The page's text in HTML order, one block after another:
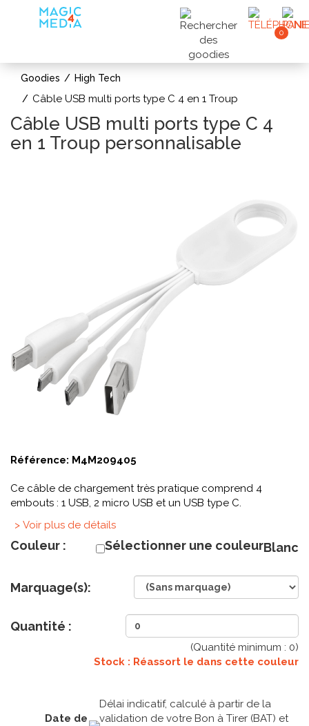
0
Goodies High Tech
Câble USB multi ports type C 4 en 1 Troup
Câble USB multi ports type C 4
en 1 Troup personnalisable
Référence: M4M209405
Ce câble de chargement très pratique comprend 4
embouts : 1 USB, 2 micro USB et un USB type C.
> Voir plus de détails
Couleur : Sélectionner une couleurBlanc
Marquage(s):
Quantité :
(Quantité minimum : 0)
Stock : Réassort le dans cette couleur
Date de
Délai indicatif, calculé à partir de la
validation de votre Bon à Tirer (BAT) et